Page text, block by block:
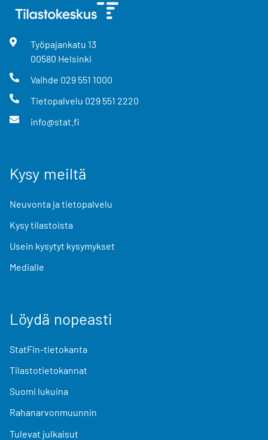
Työpajankatu 13
00580 Helsinki
Vaihde 029 551 1000
Tietopalvelu 029 551 2220
info@stat.fi
Kysy meiltä
Neuvonta ja tietopalvelu
Kysy tilastoista
Usein kysytyt kysymykset
Medialle
Löydä nopeasti
StatFin-tietokanta
Tilastotietokannat
Suomi lukuina
Rahanarvonmuunnin
Tulevat julkaisut